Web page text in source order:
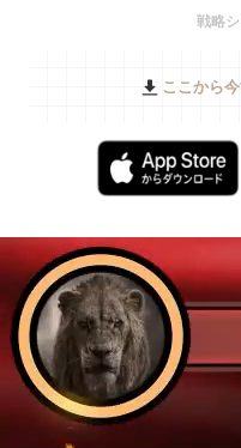
戦略
ここから